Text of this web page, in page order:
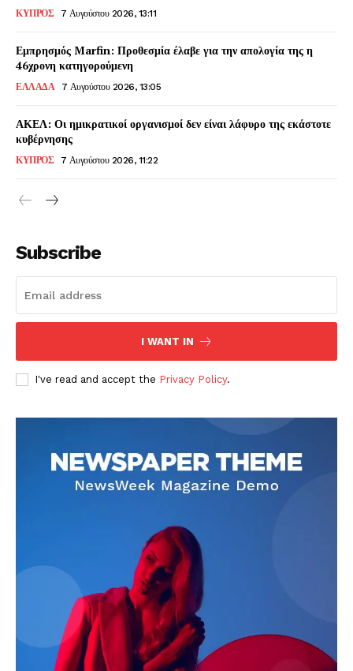
ΚΥΠΡΟΣ 7 Αυγούστου 2026, 13:11
Εμπρησμός Marfin: Προθεσμία έλαβε για την απολογία της η
46χρονη κατηγορούμενη
ΕΛΛΑΔΑ 7 Αυγούστου 2026, 13:05
ΑΚΕΛ: Οι ημικρατικοί οργανισμοί δεν είναι λάφυρο της εκάστοτε
κυβέρνησης
ΚΥΠΡΟΣ 7 Αυγούστου 2026, 11:22
Subscribe
I WANT IN
I've read and accept the Privacy Policy.